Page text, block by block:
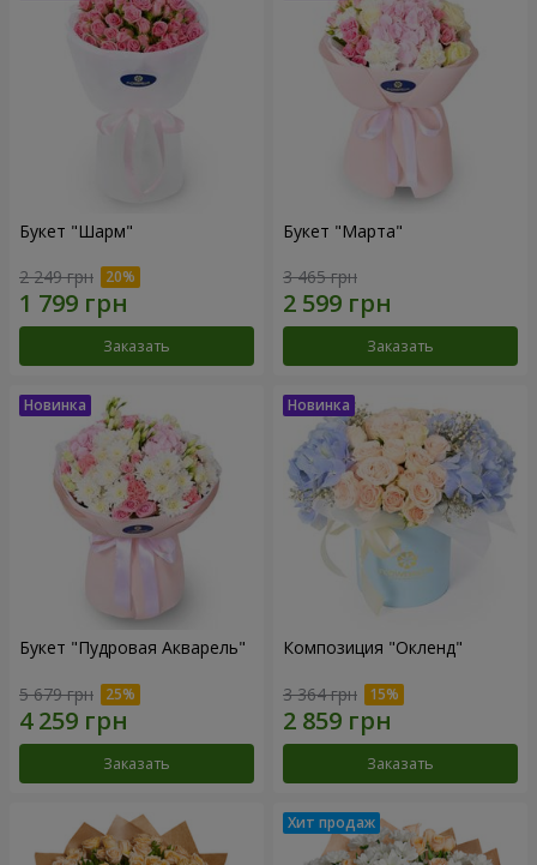
Букет "Шарм"
2 249 грн
Заказать
Букет "Марта"
3 465 грн
Заказать
Букет "Пудровая Акварель"
5 679 грн
Заказать
Композиция "Окленд"
3 364 грн
Заказать